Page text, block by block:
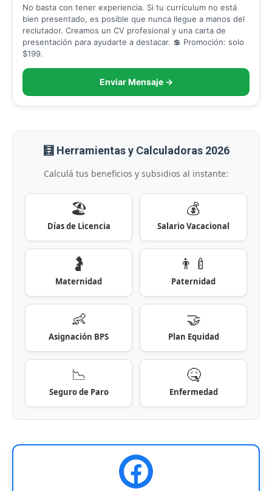
No basta con tener experiencia. Si tu currículum no está
bien presentado, es posible que nunca llegue a manos del
reclutador. Creamos un CV profesional y una carta de
presentación para ayudarte a destacar. 💲 Promoción: solo
$199.
Enviar Mensaje →
🧮 Herramientas y Calculadoras 2026
Calculá tus beneficios y subsidios al instante:
🏖️
Días de Licencia
💰
Salario Vacacional
🤰
Maternidad
👨‍🍼
Paternidad
👶
Asignación BPS
🤝
Plan Equidad
📉
Seguro de Paro
🤒
Enfermedad